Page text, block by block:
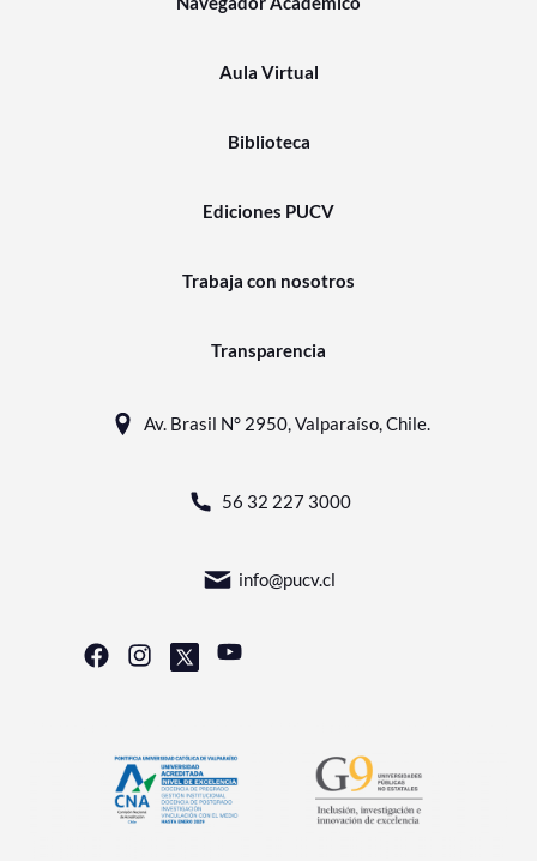
Aula Virtual
Biblioteca
Ediciones PUCV
Trabaja con nosotros
Transparencia
Av. Brasil N° 2950, Valparaíso, Chile.
56 32 227 3000
info@pucv.cl